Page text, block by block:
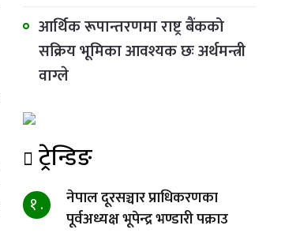
आर्थिक रूपान्तरणमा राष्ट्र बैंकको
सक्रिय भूमिका आवश्यक छः अर्थमन्त्री
वाग्ले
ट्रेन्डिङ
१ .
नेपाल दूरसञ्चार प्राधिकरणका
पूर्वअध्यक्ष भूपेन्द्र भण्डारी पक्राउ